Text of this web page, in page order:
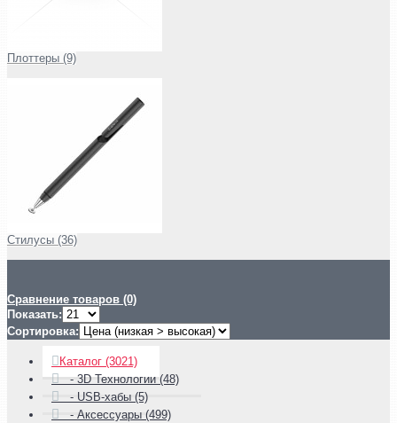
Плоттеры (9)
Стилусы (36)
Сравнение товаров (0)
Показать:
Сортировка:
Каталог (3021)
- 3D Технологии (48)
- USB-хабы (5)
- Аксессуары (499)